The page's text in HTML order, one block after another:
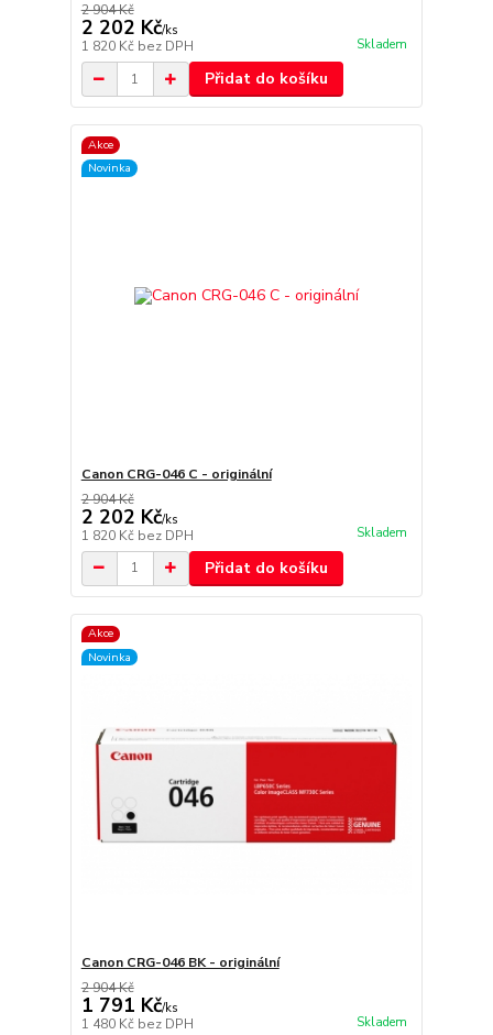
2 904 Kč
2 202 Kč/ks
1 820 Kč bez DPH Skladem
Přidat do košíku
Akce
Novinka
Canon CRG-046 C - originální
2 904 Kč
2 202 Kč/ks
1 820 Kč bez DPH Skladem
Přidat do košíku
Akce
Novinka
Canon CRG-046 BK - originální
2 904 Kč
1 791 Kč/ks
1 480 Kč bez DPH Skladem